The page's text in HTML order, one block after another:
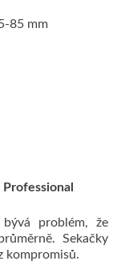
85 mm
problém, že
Sekačky
kompromisů.